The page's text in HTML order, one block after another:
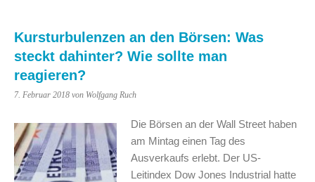
Kursturbulenzen an den Börsen: Was
steckt dahinter? Wie sollte man
reagieren?
7. Februar 2018 von Wolfgang Ruch
Die Börsen an der Wall Street haben
am Mintag einen Tag des
Ausverkaufs erlebt. Der US-
Leitindex Dow Jones Industrial hatte